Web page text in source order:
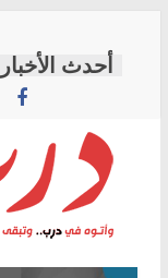
content
درب
وأتوه